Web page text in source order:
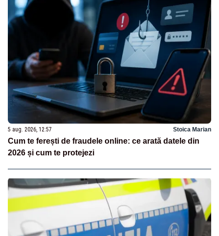
5 aug. 2026, 12:57 Stoica Marian
Cum te ferești de fraudele online: ce arată datele din
2026 și cum te protejezi